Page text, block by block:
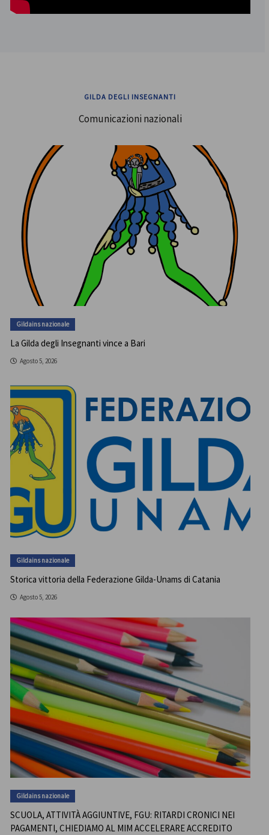
GILDA DEGLI INSEGNANTI
Comunicazioni nazionali
Gildains nazionale
La Gilda degli Insegnanti vince a Bari
Agosto 5, 2026
Gildains nazionale
Storica vittoria della Federazione Gilda-Unams di Catania
Agosto 5, 2026
Gildains nazionale
SCUOLA, ATTIVITÀ AGGIUNTIVE, FGU: RITARDI CRONICI NEI
PAGAMENTI, CHIEDIAMO AL MIM ACCELERARE ACCREDITO